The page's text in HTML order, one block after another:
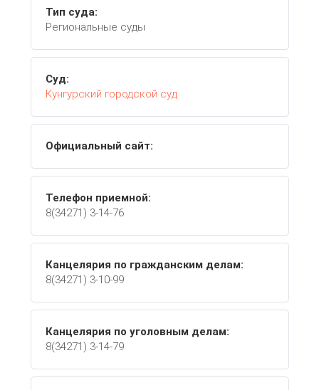
Тип суда:
Региональные суды
Суд:
Кунгурский городской суд
Официальный сайт:
Телефон приемной:
8(34271) 3-14-76
Канцелярия по гражданским делам:
8(34271) 3-10-99
Канцелярия по уголовным делам:
8(34271) 3-14-79